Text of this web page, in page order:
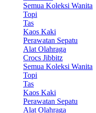
Semua Koleksi Wanita
Topi
Tas
Kaos Kaki
Perawatan Sepatu
Alat Olahraga
Crocs Jibbitz
Semua Koleksi Wanita
Topi
Tas
Kaos Kaki
Perawatan Sepatu
Alat Olahraga